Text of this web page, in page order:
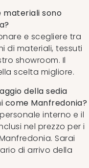
materiali sono
e scegliere tra
di materiali, tessuti
showroom. Il
scelta migliore.
della sedia
come Manfredonia?
interno e il
nel prezzo per i
Sarai
di arrivo della